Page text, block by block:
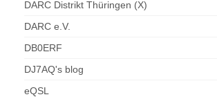
DARC Distrikt Thüringen (X)
DARC e.V.
DB0ERF
DJ7AQ's blog
eQSL